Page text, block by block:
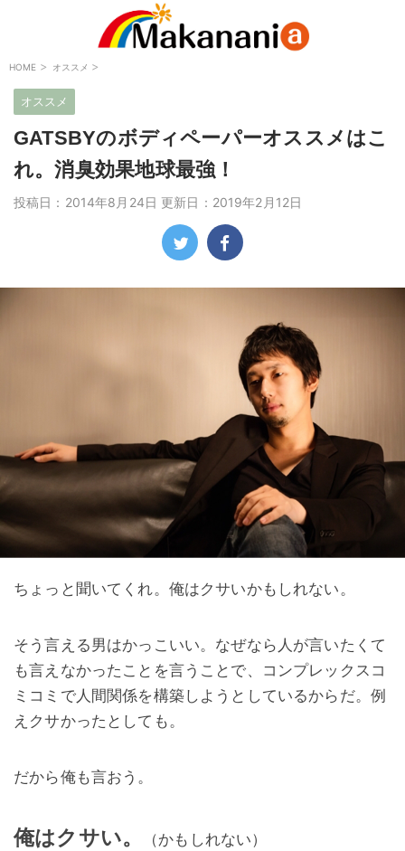
HOME > オススメ >
オススメ
GATSBYのボディペーパーオススメはこ
れ。消臭効果地球最強！
投稿日：2014年8月24日 更新日： 2019年2月12日
ちょっと聞いてくれ。 俺はクサいかもしれない。
そう言える男はかっこいい。なぜなら人が言いたくて
も言えなかったことを言うことで、コンプレックスコ
ミコミで人間関係を構築しようとしているからだ。例
えクサかったとしても。
だから俺も言おう。
俺はクサい。 （かもしれない）